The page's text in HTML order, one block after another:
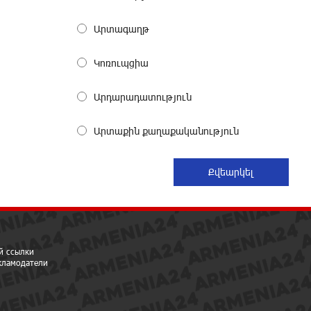
установлена солнечная станция
Юнибанк разыграет поездку в
23 дней назад
Москва–Баку: есть разногласия, но
связи сохраняются. А мы что
Արտագաղթ
Կոռուպցիա
Արդարադատություն
Արտաքին քաղաքականություն
ссылки